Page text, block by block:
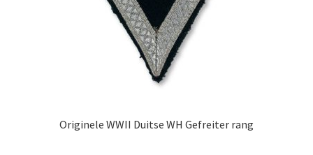
Originele WWII Duitse WH Gefreiter rang